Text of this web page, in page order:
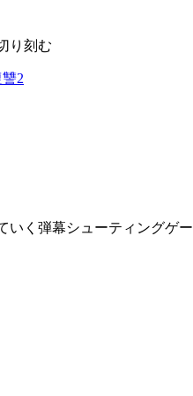
り刻む
いく弾幕シューティングゲ